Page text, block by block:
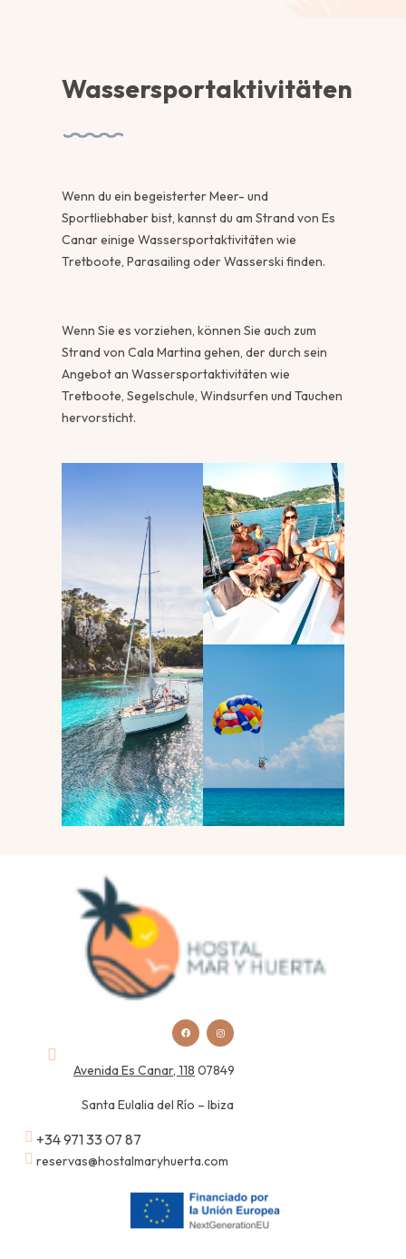
Wassersportaktivitäten
Wenn du ein begeisterter Meer- und
Sportliebhaber bist, kannst du am Strand von Es
Canar einige Wassersportaktivitäten wie
Tretboote, Parasailing oder Wasserski finden.
Wenn Sie es vorziehen, können Sie auch zum
Strand von Cala Martina gehen, der durch sein
Angebot an Wassersportaktivitäten wie
Tretboote, Segelschule, Windsurfen und Tauchen
hervorsticht.
Avenida Es Canar, 118 07849
Santa Eulalia del Río – Ibiza
+34 971 33 07 87
reservas@hostalmaryhuerta.com